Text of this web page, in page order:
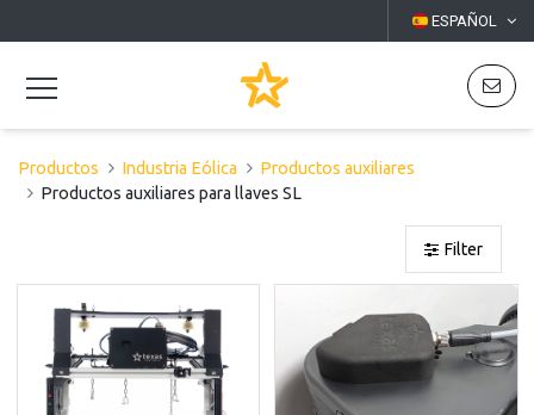
ESPAÑOL
Productos Industria Eólica
Productos auxiliares
Productos auxiliares para llaves SL
Filter